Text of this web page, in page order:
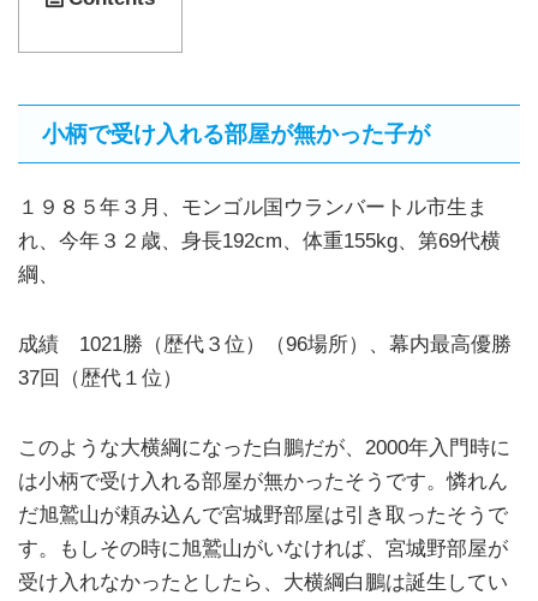
小柄で受け入れる部屋が無かった子が
１９８５年３月、モンゴル国ウランバートル市生ま
れ、今年３２歳、身長192cm、体重155kg、第69代横
綱、
成績 1021勝（歴代３位）（96場所）、幕内最高優勝
37回（歴代１位）
このような大横綱になった白鵬だが、2000年入門時に
は小柄で受け入れる部屋が無かったそうです。憐れん
だ旭鷲山が頼み込んで宮城野部屋は引き取ったそうで
す。もしその時に旭鷲山がいなければ、宮城野部屋が
受け入れなかったとしたら、大横綱白鵬は誕生してい